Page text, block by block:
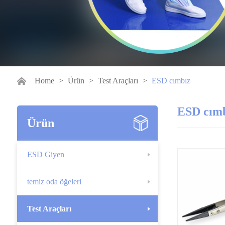
Home > Ürün > Test Araçları > ESD cımbız
Ürün
ESD Giyen
temiz oda öğeleri
Test Araçları
ESD